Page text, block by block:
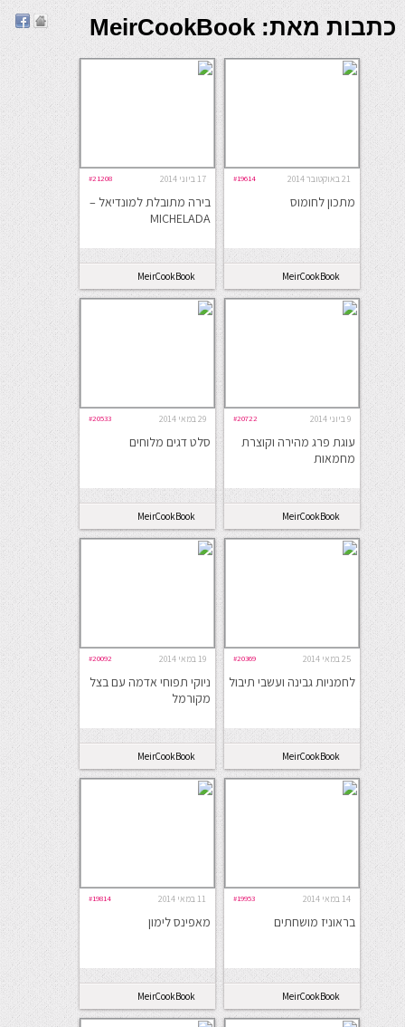
כתבות מאת: MeirCookBook
21 באוקטובר 2014 #19614
מתכון לחומוס
MeirCookBook
17 ביוני 2014 #21208
בירה מתובלת למונדיאל –
MICHELADA
MeirCookBook
9 ביוני 2014 #20722
עוגת פרג מהירה וקוצרת
מחמאות
MeirCookBook
29 במאי 2014 #20533
סלט דגים מלוחים
MeirCookBook
25 במאי 2014 #20369
לחמניות גבינה ועשבי תיבול
MeirCookBook
19 במאי 2014 #20092
ניוקי תפוחי אדמה עם בצל
מקורמל
MeirCookBook
14 במאי 2014 #19953
בראוניז מושחתים
MeirCookBook
11 במאי 2014 #19814
מאפינס לימון
MeirCookBook